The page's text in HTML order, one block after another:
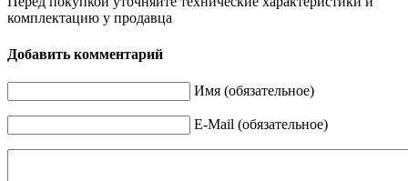
комплектацию у продавца
Добавить комментарий
Имя (обязательное)
E-Mail (обязательное)